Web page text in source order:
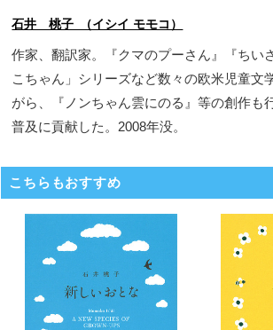
石井 桃子 （イシイ モモコ）
作家、翻訳家。『クマのプーさん』『ちい
こちゃん」シリーズなど数々の欧米児童文
がら、『ノンちゃん雲にのる』等の創作も
普及に貢献した。2008年没。
こちらもおすすめ